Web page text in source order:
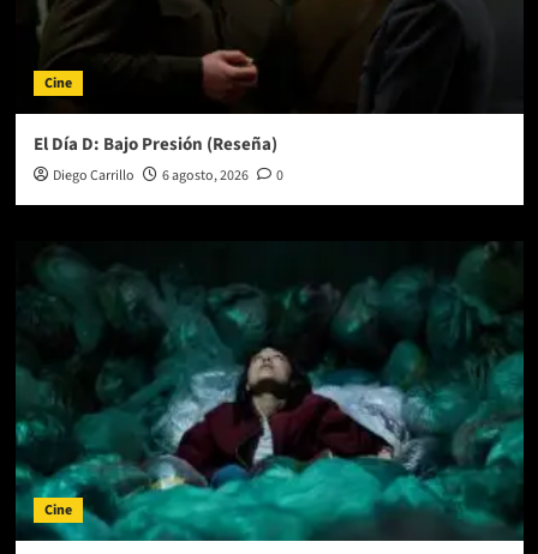
Cine
El Día D: Bajo Presión (Reseña)
Diego Carrillo 6 agosto, 2026 0
Cine